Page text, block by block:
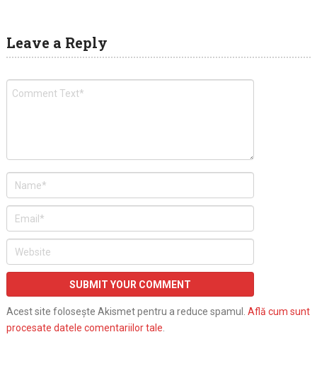
Leave a Reply
Acest site folosește Akismet pentru a reduce spamul. Află cum sunt
procesate datele comentariilor tale